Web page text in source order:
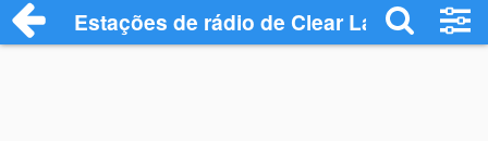
Estações de rádio de Clear Lake - Ouça